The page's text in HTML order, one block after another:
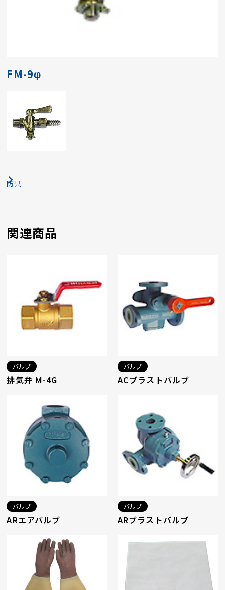
FM-9φ
防具
関連商品
バルブ
排気弁 M-4G
バルブ
ACブラストバルブ
バルブ
ARエアバルブ
バルブ
ARブラストバルブ